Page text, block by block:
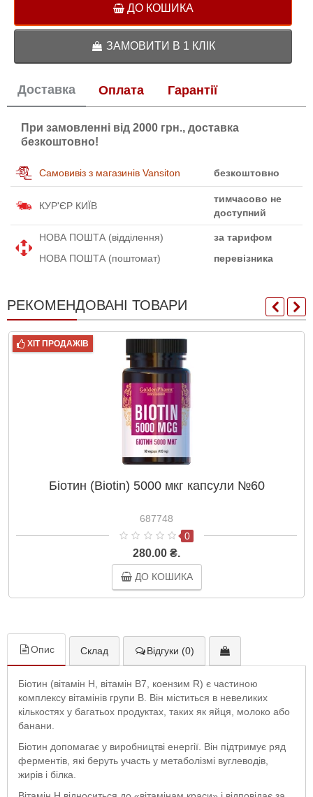
ДО КОШИКА
ЗАМОВИТИ В 1 КЛІК
Доставка Оплата Гарантії
При замовленні від 2000 грн., доставка
безкоштовно!
Самовивіз з магазинів Vansiton безкоштовно
КУР'ЄР КИЇВ
тимчасово не
доступний
НОВА ПОШТА (відділення)
за тарифом
НОВА ПОШТА (поштомат)
перевізника
РЕКОМЕНДОВАНІ ТОВАРИ
ХІТ ПРОДАЖІВ
Біотин (Biotin) 5000 мкг капсули №60
687748
0
280.00 ₴.
ДО КОШИКА
Опис Склад Відгуки (0)
Біотин (вітамін Н, вітамін В7, коензим R) є частиною
комплексу вітамінів групи В. Він міститься в невеликих
кількостях у багатьох продуктах, таких як яйця, молоко або
банани.
Біотин допомагає у виробництві енергії. Він підтримує ряд
ферментів, які беруть участь у метаболізмі вуглеводів,
жирів і білка.